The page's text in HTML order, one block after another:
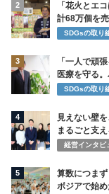
2
「花火とエ
計68万個を
SDGsの取り
3
「一人で頑
医療を守る
SDGsの取り
4
見えない壁
まるごと支
経営インタビ
5
算数につま
ボジアで始